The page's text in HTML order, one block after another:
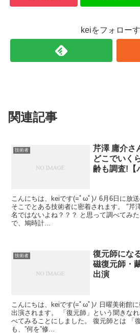
keiをフォロー
関連記事
技術者
芹澤 庸介さ
どこでいく
齢も調査!【
こんにちは、keiです(=ﾟωﾟ)ﾉ 6月6日に放送
そこでとある技術者に密着されます。 ″芹
名ではないよね？？？ と思って調べてみ
で、鳩時計...
技術者
復元師にな
磁復元師・
出演
こんにちは、keiです(=ﾟωﾟ)ﾉ 日曜美術館
出演されます。 「復元師」という聞きな
べてみることにしました。 復元師とは 「
も、”何を”修...